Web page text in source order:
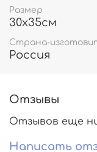
Размер
30х35см
Страна-
Россия
Отзывы
Отзывов еще
Написать